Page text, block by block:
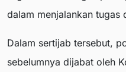
dalam menjalankan tugas
Dalam sertijab tersebut,
sebelumnya dijabat oleh